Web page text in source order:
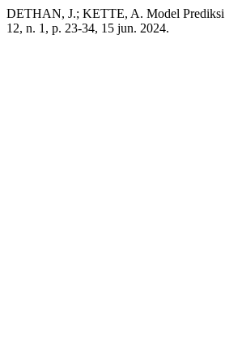
DETHAN, J.; KETTE, A. Model Prediksi
12, n. 1, p. 23-34, 15 jun. 2024.